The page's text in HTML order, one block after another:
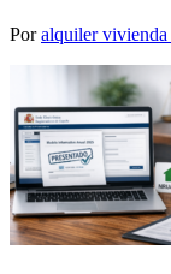
Poralquiler vivienda